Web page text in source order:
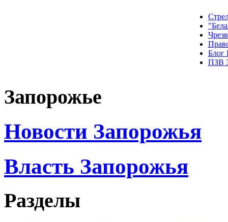
Блог
ПЗВ
Запорожье
Новости Запорожья
Власть Запорожья
Разделы